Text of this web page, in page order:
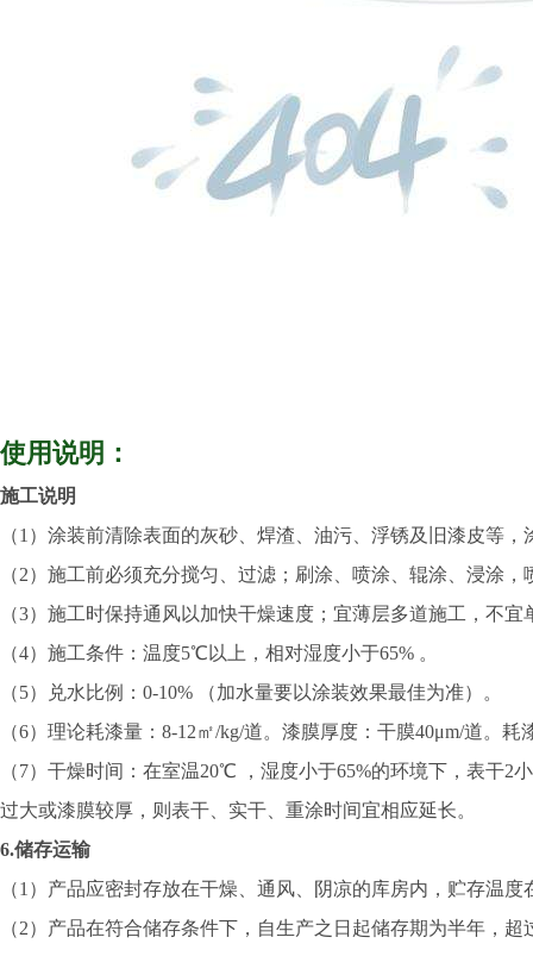
使用说明：
施工说明
（1 ） 涂装前清除表面的灰砂、焊渣、油污、浮锈及旧漆皮等 ，
（2） 施工前必须充分搅匀、过滤 ； 刷涂、喷涂、辊涂、浸涂，
（3） 施工时保持通风以加快干燥速度；宜薄层多道施工，不宜
（4） 施工条件：温度5℃以上，相对湿度小于65% 。
（5） 兑水比例： 0-10% （加水量要以涂装效果最佳为准）。
（6） 理论耗漆量： 8-12㎡/kg/道。漆膜厚度：干膜40μm/道。
（7） 干燥时间：在室温20℃ ，湿度小于65%的环境下，表干2
过大或漆膜较厚，则表干、实干、重涂时间宜相应延长。
6.储存运输
（1 ） 产品应密封存放在干燥 通风 、阴凉的库房内，贮存温度
（2） 产品在符合储存条件下，自生产之日起储存期为半年，超